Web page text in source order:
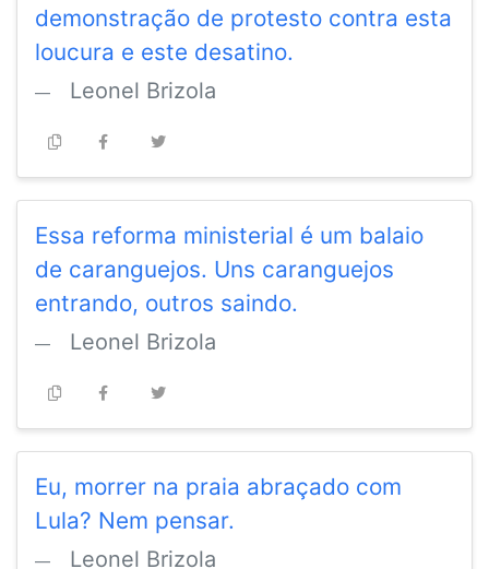
demonstração de protesto contra esta
loucura e este desatino.
Leonel Brizola
Essa reforma ministerial é um balaio
de caranguejos. Uns caranguejos
entrando, outros saindo.
Leonel Brizola
Eu, morrer na praia abraçado com
Lula? Nem pensar.
Leonel Brizola